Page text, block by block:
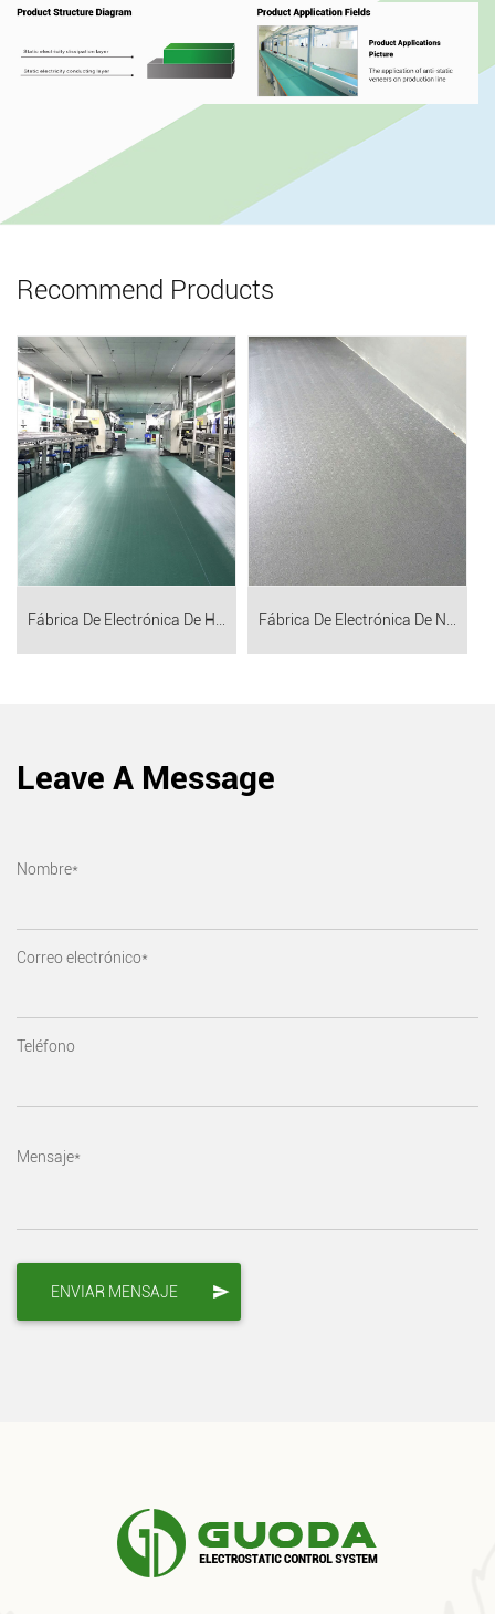
Recommend Products
Fábrica De Electrónica De Hubei Fábrica De Electrónica De Ninghai
Leave A Message
Nombre*
Correo electrónico*
Teléfono
Mensaje*